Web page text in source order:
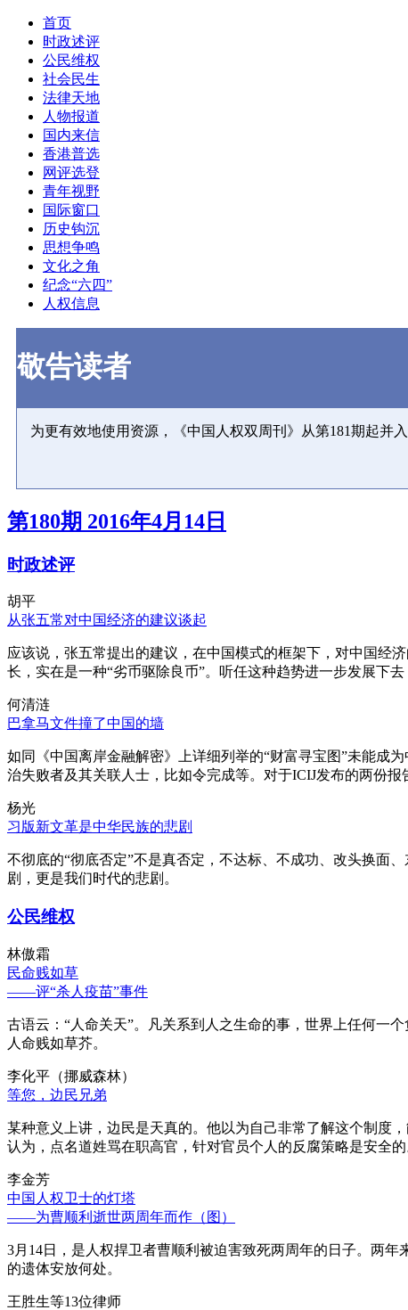
首页
时政述评
公民维权
社会民生
法律天地
人物报道
国内来信
香港普选
网评选登
青年视野
国际窗口
历史钩沉
思想争鸣
文化之角
纪念“六四”
人权信息
敬告读者
为更有效地使用资源，《中国人权双周刊》从第181期起并
第180期 2016年4月14日
时政述评
胡平
从张五常对中国经济的建议谈起
应该说，张五常提出的建议，在中国模式的框架下，对中国经
长，实在是一种“劣币驱除良币”。听任这种趋势进一步发展下去
何清涟
巴拿马文件撞了中国的墙
如同《中国离岸金融解密》上详细列举的“财富寻宝图”未能成
治失败者及其关联人士，比如令完成等。对于ICIJ发布的两份报
杨光
习版新文革是中华民族的悲剧
不彻底的“彻底否定”不是真否定，不达标、不成功、改头换面
剧，更是我们时代的悲剧。
公民维权
林傲霜
民命贱如草
——评“杀人疫苗”事件
古语云：“人命关天”。凡关系到人之生命的事，世界上任何一
人命贱如草芥。
李化平（挪威森林）
等您，边民兄弟
某种意义上讲，边民是天真的。他以为自己非常了解这个制度
认为，点名道姓骂在职高官，针对官员个人的反腐策略是安全的
李金芳
中国人权卫士的灯塔
——为曹顺利逝世两周年而作（图）
3月14日，是人权捍卫者曹顺利被迫害致死两周年的日子。两
的遗体安放何处。
王胜生等13位律师